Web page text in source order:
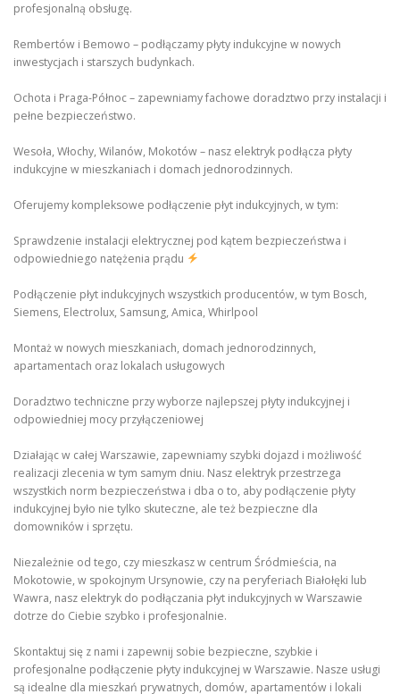
profesjonalną obsługę.
Rembertów i Bemowo – podłączamy płyty indukcyjne w nowych
inwestycjach i starszych budynkach.
Ochota i Praga-Północ – zapewniamy fachowe doradztwo przy instalacji i
pełne bezpieczeństwo.
Wesoła, Włochy, Wilanów, Mokotów – nasz elektryk podłącza płyty
indukcyjne w mieszkaniach i domach jednorodzinnych.
Oferujemy kompleksowe podłączenie płyt indukcyjnych, w tym:
Sprawdzenie instalacji elektrycznej pod kątem bezpieczeństwa i
odpowiedniego natężenia prądu
Podłączenie płyt indukcyjnych wszystkich producentów, w tym Bosch,
Siemens, Electrolux, Samsung, Amica, Whirlpool
Montaż w nowych mieszkaniach, domach jednorodzinnych,
apartamentach oraz lokalach usługowych
Doradztwo techniczne przy wyborze najlepszej płyty indukcyjnej i
odpowiedniej mocy przyłączeniowej
Działając w całej Warszawie, zapewniamy szybki dojazd i możliwość
realizacji zlecenia w tym samym dniu. Nasz elektryk przestrzega
wszystkich norm bezpieczeństwa i dba o to, aby podłączenie płyty
indukcyjnej było nie tylko skuteczne, ale też bezpieczne dla
domowników i sprzętu.
Niezależnie od tego, czy mieszkasz w centrum Śródmieścia, na
Mokotowie, w spokojnym Ursynowie, czy na peryferiach Białołęki lub
Wawra, nasz elektryk do podłączania płyt indukcyjnych w Warszawie
dotrze do Ciebie szybko i profesjonalnie.
Skontaktuj się z nami i zapewnij sobie bezpieczne, szybkie i
profesjonalne podłączenie płyty indukcyjnej w Warszawie. Nasze usługi
są idealne dla mieszkań prywatnych, domów, apartamentów i lokali